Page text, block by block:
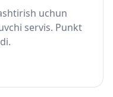
uchun
servis. Punkt